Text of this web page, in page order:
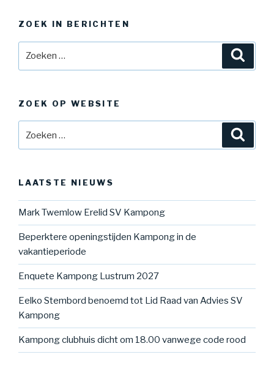
ZOEK IN BERICHTEN
ZOEK OP WEBSITE
LAATSTE NIEUWS
Mark Twemlow Erelid SV Kampong
Beperktere openingstijden Kampong in de
vakantieperiode
Enquete Kampong Lustrum 2027
Eelko Stembord benoemd tot Lid Raad van Advies SV
Kampong
Kampong clubhuis dicht om 18.00 vanwege code rood